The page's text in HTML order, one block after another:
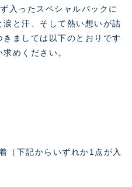
入ったスペシャルパックに
と汗、そして熱い想いが詰
ましては以下のとおりです
めください。
（下記からいずれか1点が入